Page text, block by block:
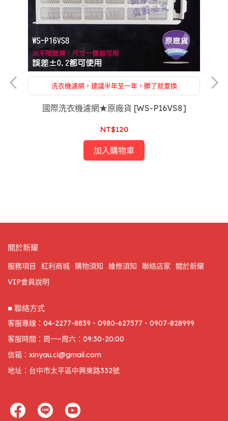
洗衣機濾網，建議半年至一年，髒了就要換
附設：家電維修，售後服務沒煩惱
國際洗衣機濾網★原廠貨 [WS-P16VS8]
NT$120
加入購物車
關於新耀
服務項目 紅利商城 購物須知 維修須知 聯絡店家
關於新耀
VIP會員說明
■ 聯絡方式
客服專線：04-2277-8839、0980-627577、0907-828999
客服時間：周一~周六：09:30-20:00
信箱：xinyau.cl@gmail.com
地址：台中市太平區中興東路332號